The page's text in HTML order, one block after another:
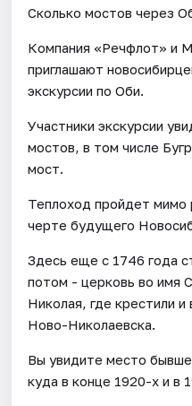
Сколько мостов через
Компания «Речфлот» и
приглашают
экскурсии по Оби.
Участники экскурсии
мостов, в том числе
мост.
Теплоход пройдет мимо
черте будущего
Здесь еще с 1746 года
потом - церковь во имя
Николая, где крестили
Ново-Николаевска.
Вы увидите место
куда в конце 1920-х и в